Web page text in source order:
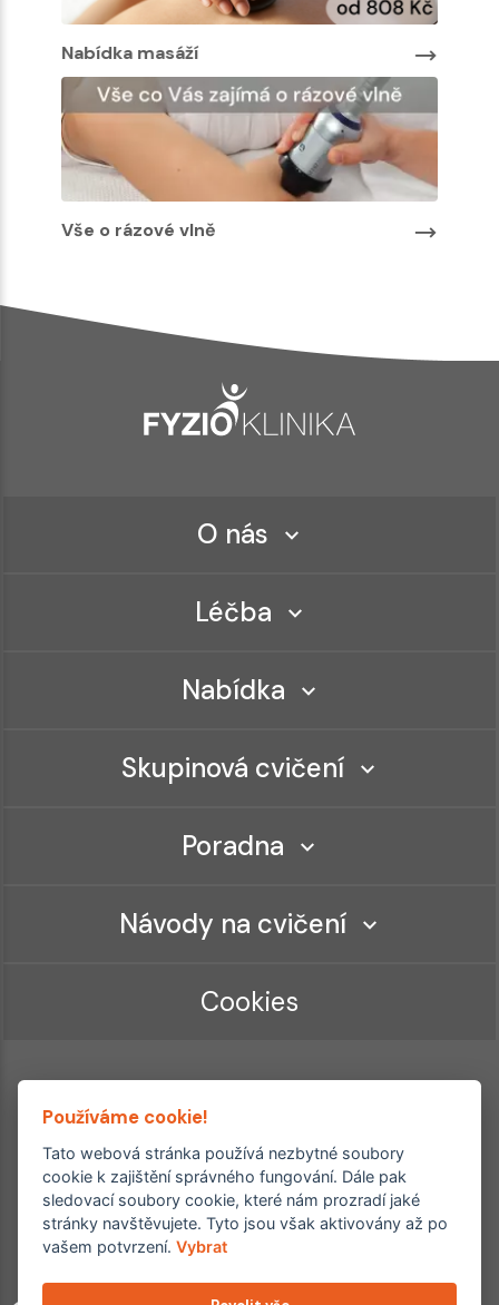
Nabídka masáží
Vše o rázové vlně
O nás
Léčba
Nabídka
Skupinová cvičení
Poradna
Návody na cvičení
Cookies
Ordinace roku
Rehabilitační ordinace
2. místo – 2017/2019
Používáme cookie!
Tato webová stránka používá nezbytné soubory
cookie k zajištění správného fungování. Dále pak
sledovací soubory cookie, které nám prozradí jaké
stránky navštěvujete. Tyto jsou však aktivovány až po
vašem potvrzení.Vybrat